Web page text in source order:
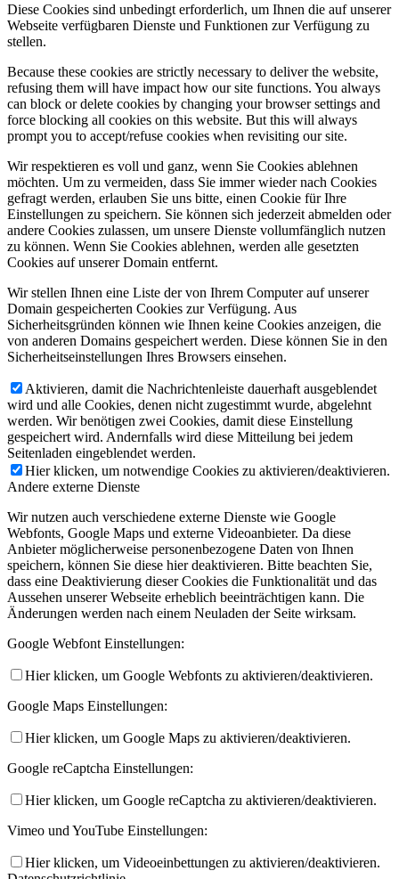
Diese Cookies sind unbedingt erforderlich, um Ihnen die auf unserer
Webseite verfügbaren Dienste und Funktionen zur Verfügung zu
stellen.
Because these cookies are strictly necessary to deliver the website,
refusing them will have impact how our site functions. You always
can block or delete cookies by changing your browser settings and
force blocking all cookies on this website. But this will always
prompt you to accept/refuse cookies when revisiting our site.
Wir respektieren es voll und ganz, wenn Sie Cookies ablehnen
möchten. Um zu vermeiden, dass Sie immer wieder nach Cookies
gefragt werden, erlauben Sie uns bitte, einen Cookie für Ihre
Einstellungen zu speichern. Sie können sich jederzeit abmelden oder
andere Cookies zulassen, um unsere Dienste vollumfänglich nutzen
zu können. Wenn Sie Cookies ablehnen, werden alle gesetzten
Cookies auf unserer Domain entfernt.
Wir stellen Ihnen eine Liste der von Ihrem Computer auf unserer
Domain gespeicherten Cookies zur Verfügung. Aus
Sicherheitsgründen können wie Ihnen keine Cookies anzeigen, die
von anderen Domains gespeichert werden. Diese können Sie in den
Sicherheitseinstellungen Ihres Browsers einsehen.
Aktivieren, damit die Nachrichtenleiste dauerhaft ausgeblendet
wird und alle Cookies, denen nicht zugestimmt wurde, abgelehnt
werden. Wir benötigen zwei Cookies, damit diese Einstellung
gespeichert wird. Andernfalls wird diese Mitteilung bei jedem
Seitenladen eingeblendet werden.
Hier klicken, um notwendige Cookies zu aktivieren/deaktivieren.
Andere externe Dienste
Wir nutzen auch verschiedene externe Dienste wie Google
Webfonts, Google Maps und externe Videoanbieter. Da diese
Anbieter möglicherweise personenbezogene Daten von Ihnen
speichern, können Sie diese hier deaktivieren. Bitte beachten Sie,
dass eine Deaktivierung dieser Cookies die Funktionalität und das
Aussehen unserer Webseite erheblich beeinträchtigen kann. Die
Änderungen werden nach einem Neuladen der Seite wirksam.
Google Webfont Einstellungen:
Hier klicken, um Google Webfonts zu aktivieren/deaktivieren.
Google Maps Einstellungen:
Hier klicken, um Google Maps zu aktivieren/deaktivieren.
Google reCaptcha Einstellungen:
Hier klicken, um Google reCaptcha zu aktivieren/deaktivieren.
Vimeo und YouTube Einstellungen:
Hier klicken, um Videoeinbettungen zu aktivieren/deaktivieren.